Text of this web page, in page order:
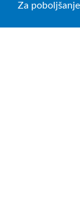
Za